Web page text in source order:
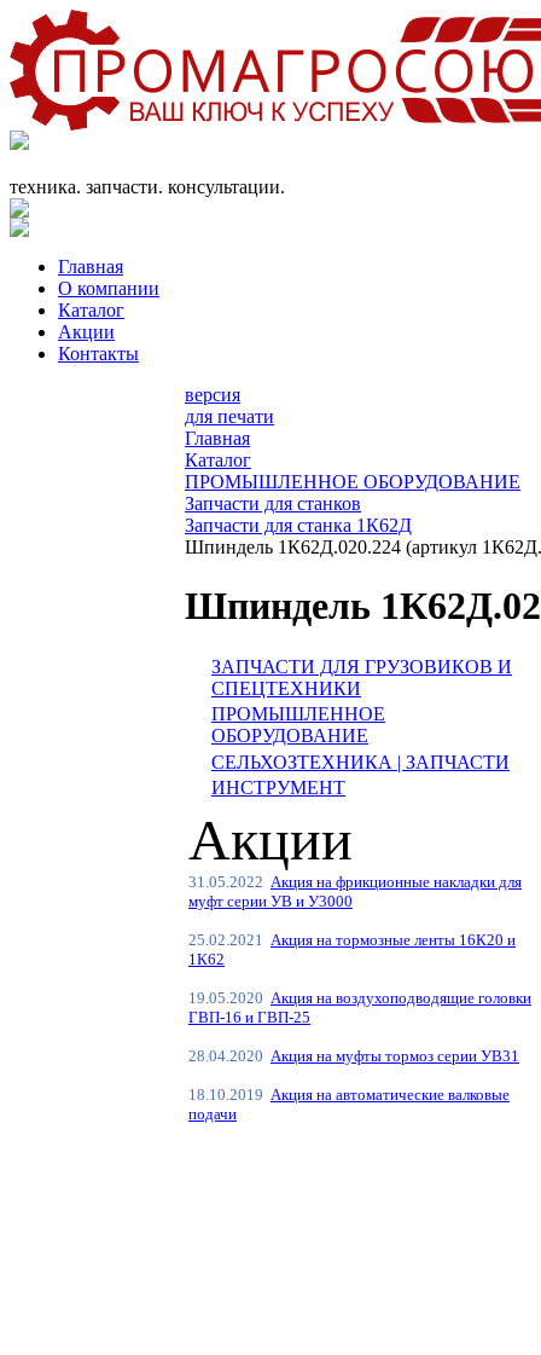
техника. запчасти. консультации.
Главная
О компании
Каталог
Акции
Контакты
версия
для печати
Главная
Каталог
ПРОМЫШЛЕННОЕ ОБОРУДОВАНИЕ
Запчасти для станков
Запчасти для станка 1К62Д
Шпиндель 1К62Д.020.224 (артикул
Шпиндель
ЗАПЧАСТИ ДЛЯ ГРУЗОВИКОВ И
СПЕЦТЕХНИКИ
ПРОМЫШЛЕННОЕ
ОБОРУДОВАНИЕ
СЕЛЬХОЗТЕХНИКА | ЗАПЧАСТИ
ИНСТРУМЕНТ
Акции
31.05.2022 Акция на фрикционные накладки для
муфт серии УВ и У3000
25.02.2021 Акция на тормозные ленты 16К20 и
1К62
19.05.2020 Акция на воздухоподводящие головки
ГВП-16 и ГВП-25
28.04.2020 Акция на муфты тормоз серии УВ31
18.10.2019 Акция на автоматические валковые
подачи